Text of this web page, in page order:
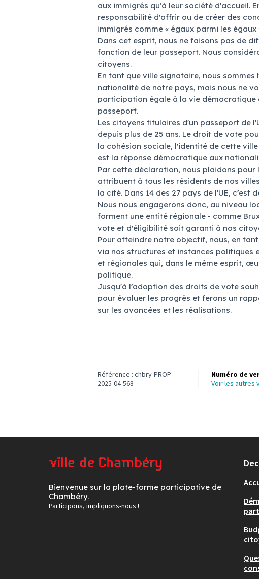
aux immigrés qu’à leur société d'accueil.
responsabilité d'offrir ou de créer des
immigrés comme « égaux parmi les égaux
Dans cet esprit, nous ne faisons pas de
fonction de leur passeport. Nous
citoyens.
En tant que ville signataire, nous
nationalité de notre pays, mais nous ne
participation égale à la vie démocratique
passeport.
Les citoyens titulaires d'un passeport de
depuis plus de 25 ans. Le droit de vote
la cohésion sociale, l'identité de cette
est la réponse démocratique aux
Par cette déclaration, nous plaidons
attribuent à tous les résidents de nos
la cité. Dans 14 des 27 pays de l'UE, c’est
Nous nous engagerons donc, au niveau
forment une entité régionale - comme
vote et d'éligibilité soit garanti à nos
Pour atteindre notre objectif, nous, en
via nos structures et instances politiques
et régionales qui, dans le même esprit,
politique.
Jusqu'à l’adoption des droits de vote
pour évaluer les progrès et ferons un
sur les avancées et les réalisations.
Référence : chbry-PROP-
2025-04-568
Numéro de
voir les autres
Bienvenue sur la plate-forme participative de
Chambéry.
Participons, impliquons-nous !